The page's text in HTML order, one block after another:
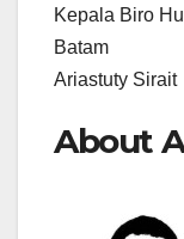
Kepala Biro
Batam
Ariastuty Sirait
About